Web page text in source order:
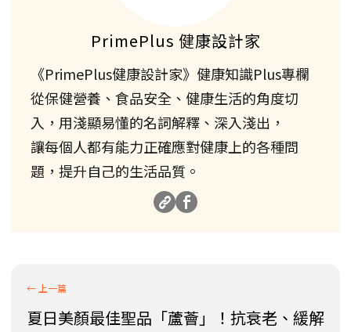
PrimePlus 健康設計家
《PrimePlus健康設計家》健康知識Plus專欄
從保健營養、食品安全、健康生活的角度切
入，用淺顯易懂的名詞解釋、深入淺出，
讓每個人都有能力正確應對健康上的各種問
題，提升自己的生活品質。
夏日美顏最佳聖品「蘆薈」！抗衰老、緩解